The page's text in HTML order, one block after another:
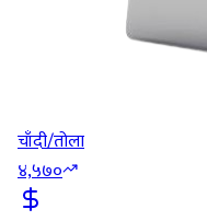
चाँदी/तोला
४,५७०